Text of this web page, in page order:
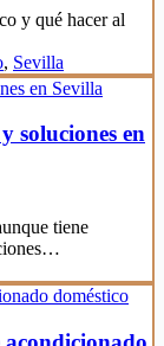
y qué hacer al
, Sevilla
soluciones en
tiene